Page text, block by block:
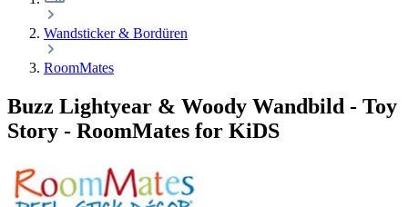
Wandsticker & Bordüren
RoomMates
Buzz Lightyear & Woody Wandbild - Toy
Story - RoomMates for KiDS